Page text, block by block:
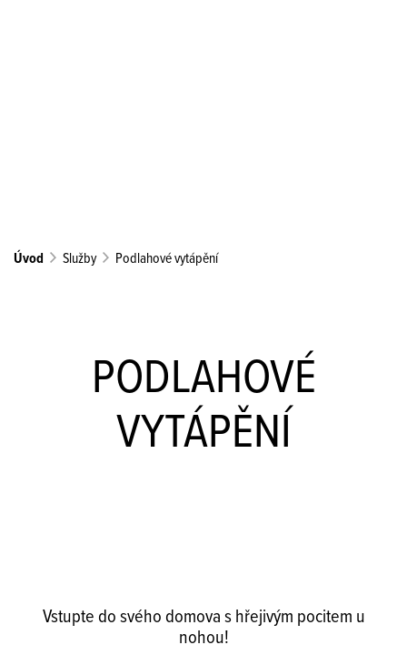
Úvod Služby Podlahové vytápění
PODLAHOVÉ
VYTÁPĚNÍ
Vstupte do svého domova s hřejivým pocitem u
nohou!